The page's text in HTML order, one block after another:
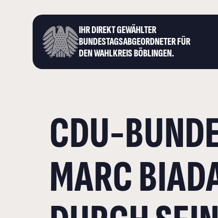
IHR DIREKT GEWÄHLTER
BUNDESTAGS­ABGEORDNETER FÜR
DEN WAHLKREIS BÖBLINGEN.
CDU-
MARC